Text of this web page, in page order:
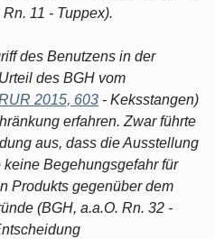
Rn. 11 - Tuppex).
des Benutzens in der
des BGH vom
2015, 603 - Keksstangen)
erfahren. Zwar führte
aus, dass die Ausstellung
Begehungsgefahr für
Produkts gegenüber dem
(BGH, a.a.O. Rn. 32 -